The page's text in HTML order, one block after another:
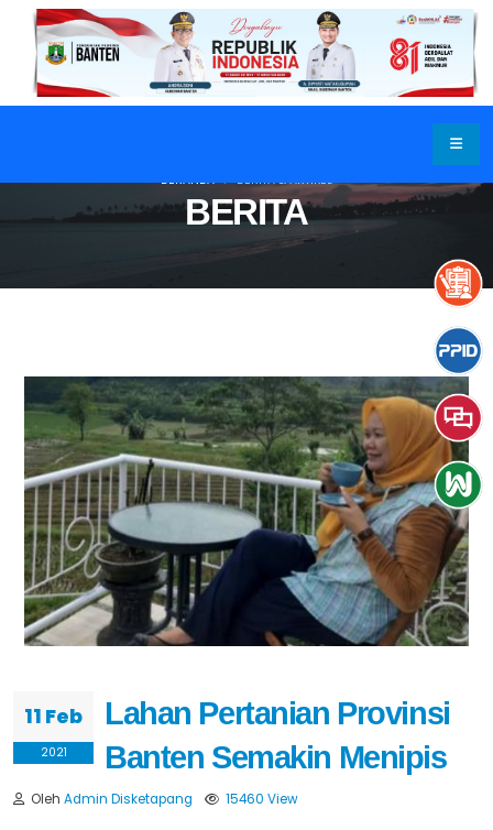
BERITA
BERANDA BERITA & ARTIKEL
11 Feb
2021
Lahan Pertanian Provinsi
Banten Semakin Menipis
Oleh Admin Disketapang 15460 View